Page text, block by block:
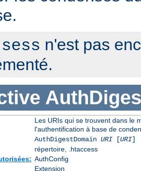
sess n'est pas
Les URIs qui se trouvent dans le
l'authentification à base de
AuthDigestDomain URI[URI]
répertoire, .htaccess
AuthConfig
Extension